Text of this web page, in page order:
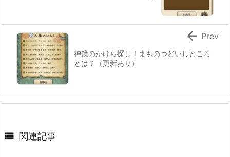
神鏡のかけら探し！まものつどいしところ
とは？（更新あり）
 Prev
 関連記事